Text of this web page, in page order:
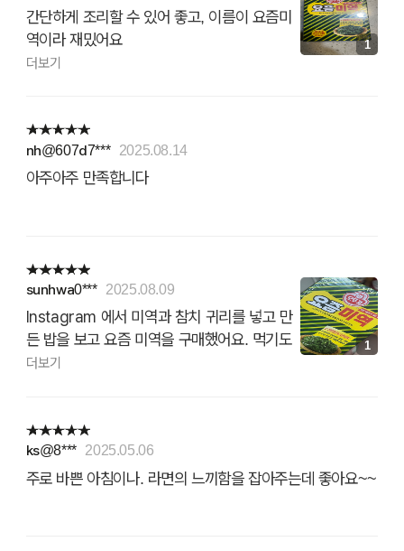
간단하게 조리할 수 있어 좋고, 이름이 요즘미
역이라 재밌어요
더보기
1
nh@607d7*** 2025.08.14
아주아주 만족합니다
sunhwa0*** 2025.08.09
Instagram 에서 미역과 참치 귀리를 넣고 만
든 밥을 보고 요즘 미역을 구매했어요. 먹기도
간편하고 소 포장이라서 진짜 괜찮은데요.
더보기
1
ks@8*** 2025.05.06
주로 바쁜 아침이나. 라면의 느끼함을 잡아주는데 좋아요~~